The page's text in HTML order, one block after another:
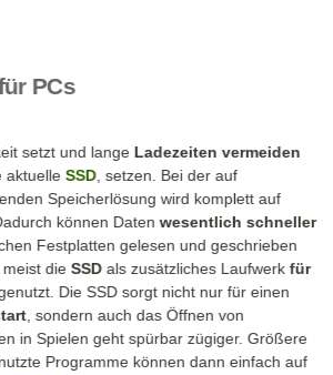
PCs
setzt und langeLadezeiten vermeiden
aktuelleSSD , setzen. Bei der auf
Speicherlösung wird komplett auf
können Datenwesentlich schneller
Festplatten gelesen und geschrieben
meist dieSSD als zusätzliches Laufwerkfür
Die SSD sorgt nicht nur für einen
, sondern auch das Öffnen von
in Spielen geht spürbar zügiger. Größere
Programme können dann einfach auf